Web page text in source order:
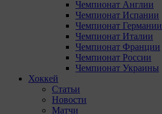
Чемпионат Англии
Чемпионат Испании
Чемпионат Германии
Чемпионат Италии
Чемпионат Франции
Чемпионат России
Чемпионат Украины
Хоккей
Статьи
Новости
Матчи